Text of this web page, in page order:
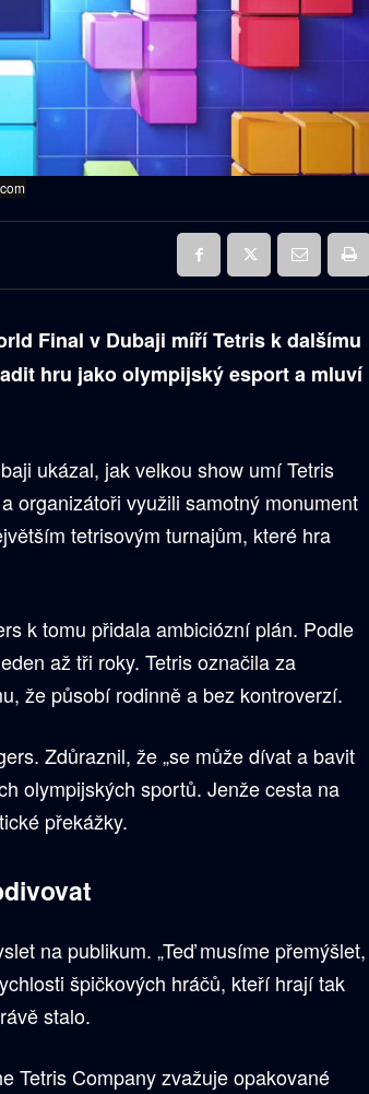
Final v Dubaji míří Tetris k dalšímu
hru jako olympijský esport a mluví
ukázal, jak velkou show umí Tetris
organizátoři využili samotný monument
tetrisovým turnajům, které hra
k tomu přidala ambiciózní plán. Podle
až tři roky. Tetris označila za
že působí rodinně a bez kontroverzí.
Zdůraznil, že „se může dívat a bavit
olympijských sportů. Jenže cesta na
překážky.
na publikum. „Teď musíme přemýšlet,
špičkových hráčů, kteří hrají tak
stalo.
Tetris Company zvažuje opakované